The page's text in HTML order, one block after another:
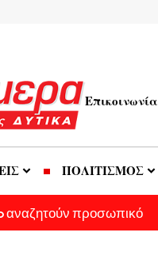
Επικοινωνία
ΠΟΛΙΤΙΣΜΟΣ
αναζητούν προσωπικό